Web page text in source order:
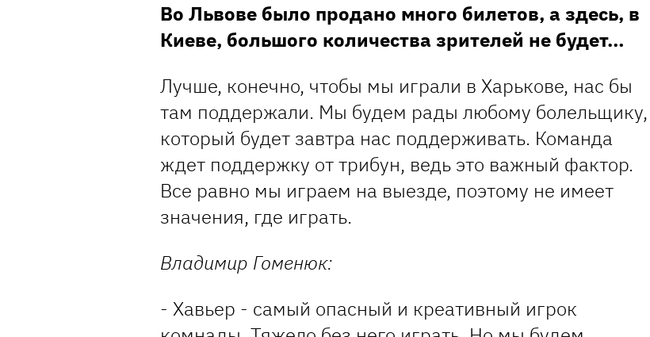
Во Львове было продано много билетов, а здесь, в
Киеве, большого количества зрителей не будет…
Лучше, конечно, чтобы мы играли в Харькове, нас бы
там поддержали. Мы будем рады любому болельщику,
который будет завтра нас поддерживать. Команда
ждет поддержку от трибун, ведь это важный фактор.
Все равно мы играем на выезде, поэтому не имеет
значения, где играть.
Владимир Гоменюк:
- Хавьер - самый опасный и креативный игрок